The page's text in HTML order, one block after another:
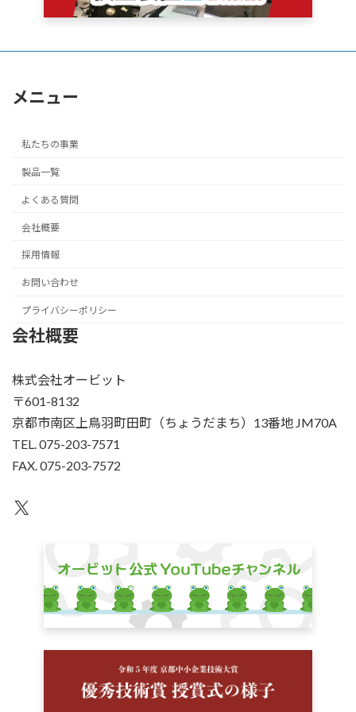
メニュー
私たちの事業
製品一覧
よくある質問
会社概要
採用情報
お問い合わせ
プライバシーポリシー
会社概要
株式会社オービット
〒601-8132
京都市南区上鳥羽町田町（ちょうだまち）13番地 JM70A
TEL. 075-203-7571
FAX. 075-203-7572
X